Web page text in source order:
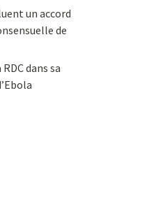
un accord
de
dans sa